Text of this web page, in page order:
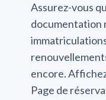
Assurez-vous
documentation
encore.
Page de